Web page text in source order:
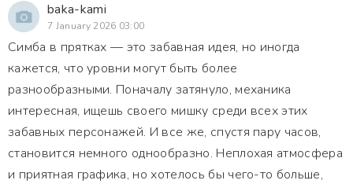
baka-kami
7 January 2026 03:00
Симба в прятках — это забавная идея, но иногда
кажется, что уровни могут быть более
разнообразными. Поначалу затянуло, механика
интересная, ищешь своего мишку среди всех этих
забавных персонажей. И все же, спустя пару часов,
становится немного однообразно. Неплохая атмосфера
и приятная графика, но хотелось бы чего-то больше,